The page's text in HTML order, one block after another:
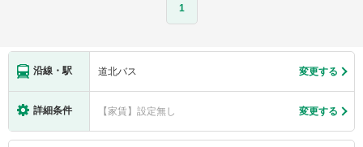
1
沿線・駅 道北バス 変更する
詳細条件 【家賃】設定無し 変更する